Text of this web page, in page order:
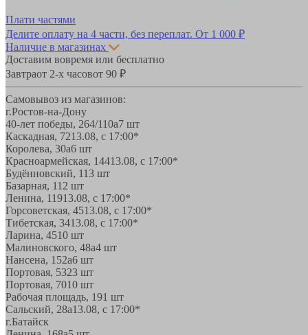
Плати частями
Делите оплату на 4 части, без переплат. От 1 000 ₽
Наличие в магазинах
Доставим вовремя или бесплатно
Завтраот 2-х часовот 90 ₽
Самовывоз из магазинов:
г.Ростов-на-Дону
40-лет победы, 264/110а7 шт
Каскадная, 7213.08, с 17:00*
Королева, 30а6 шт
Красноармейская, 14413.08, с 17:00*
Будённовский, 113 шт
Базарная, 11 2 шт
Ленина, 11913.08, с 17:00*
Горсоветская, 4513.08, с 17:00*
Тибетская, 3413.08, с 17:00*
Ларина, 4510 шт
Малиновского, 48а4 шт
Нансена, 152а6 шт
Портовая, 5323 шт
Портовая, 7010 шт
Рабочая площадь, 191 шт
Сальский, 28a13.08, с 17:00*
г.Батайск